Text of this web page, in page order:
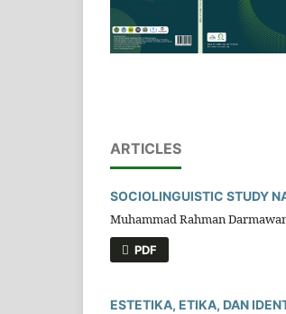
ARTICLES
SOCIOLINGUISTIC STUDY
Muhammad Rahman
PDF
ESTETIKA, ETIKA, DAN